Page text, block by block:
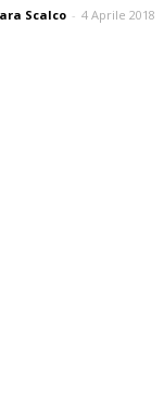
Scalco - 4 Aprile 2018